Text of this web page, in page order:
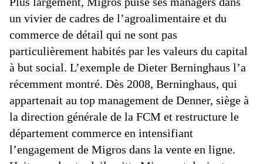
un vivier de cadres de l’agroalimentaire et du
commerce de détail qui ne sont pas
particulièrement habités par les valeurs du capital
à but social. L’exemple de Dieter Berninghaus l’a
récemment montré. Dès 2008, Berninghaus, qui
appartenait au top management de Denner, siège à
la direction générale de la FCM et restructure le
département commerce en intensifiant
l’engagement de Migros dans la vente en ligne.